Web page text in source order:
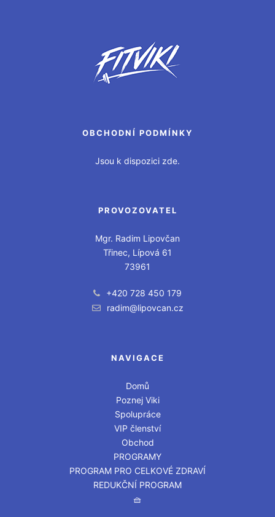
OBCHODNÍ PODMÍNKY
Jsou k dispozici zde.
PROVOZOVATEL
Mgr. Radim Lipovčan
Třinec, Lípová 61
73961
+420 728 450 179
radim@lipovcan.cz
NAVIGACE
Domů
Poznej Viki
Spolupráce
VIP členství
Obchod
PROGRAMY
PROGRAM PRO CELKOVÉ ZDRAVÍ
REDUKČNÍ PROGRAM
🧺